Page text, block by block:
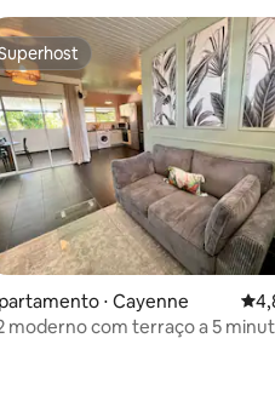
⋅ Cayenne
moderno com terraço a 5